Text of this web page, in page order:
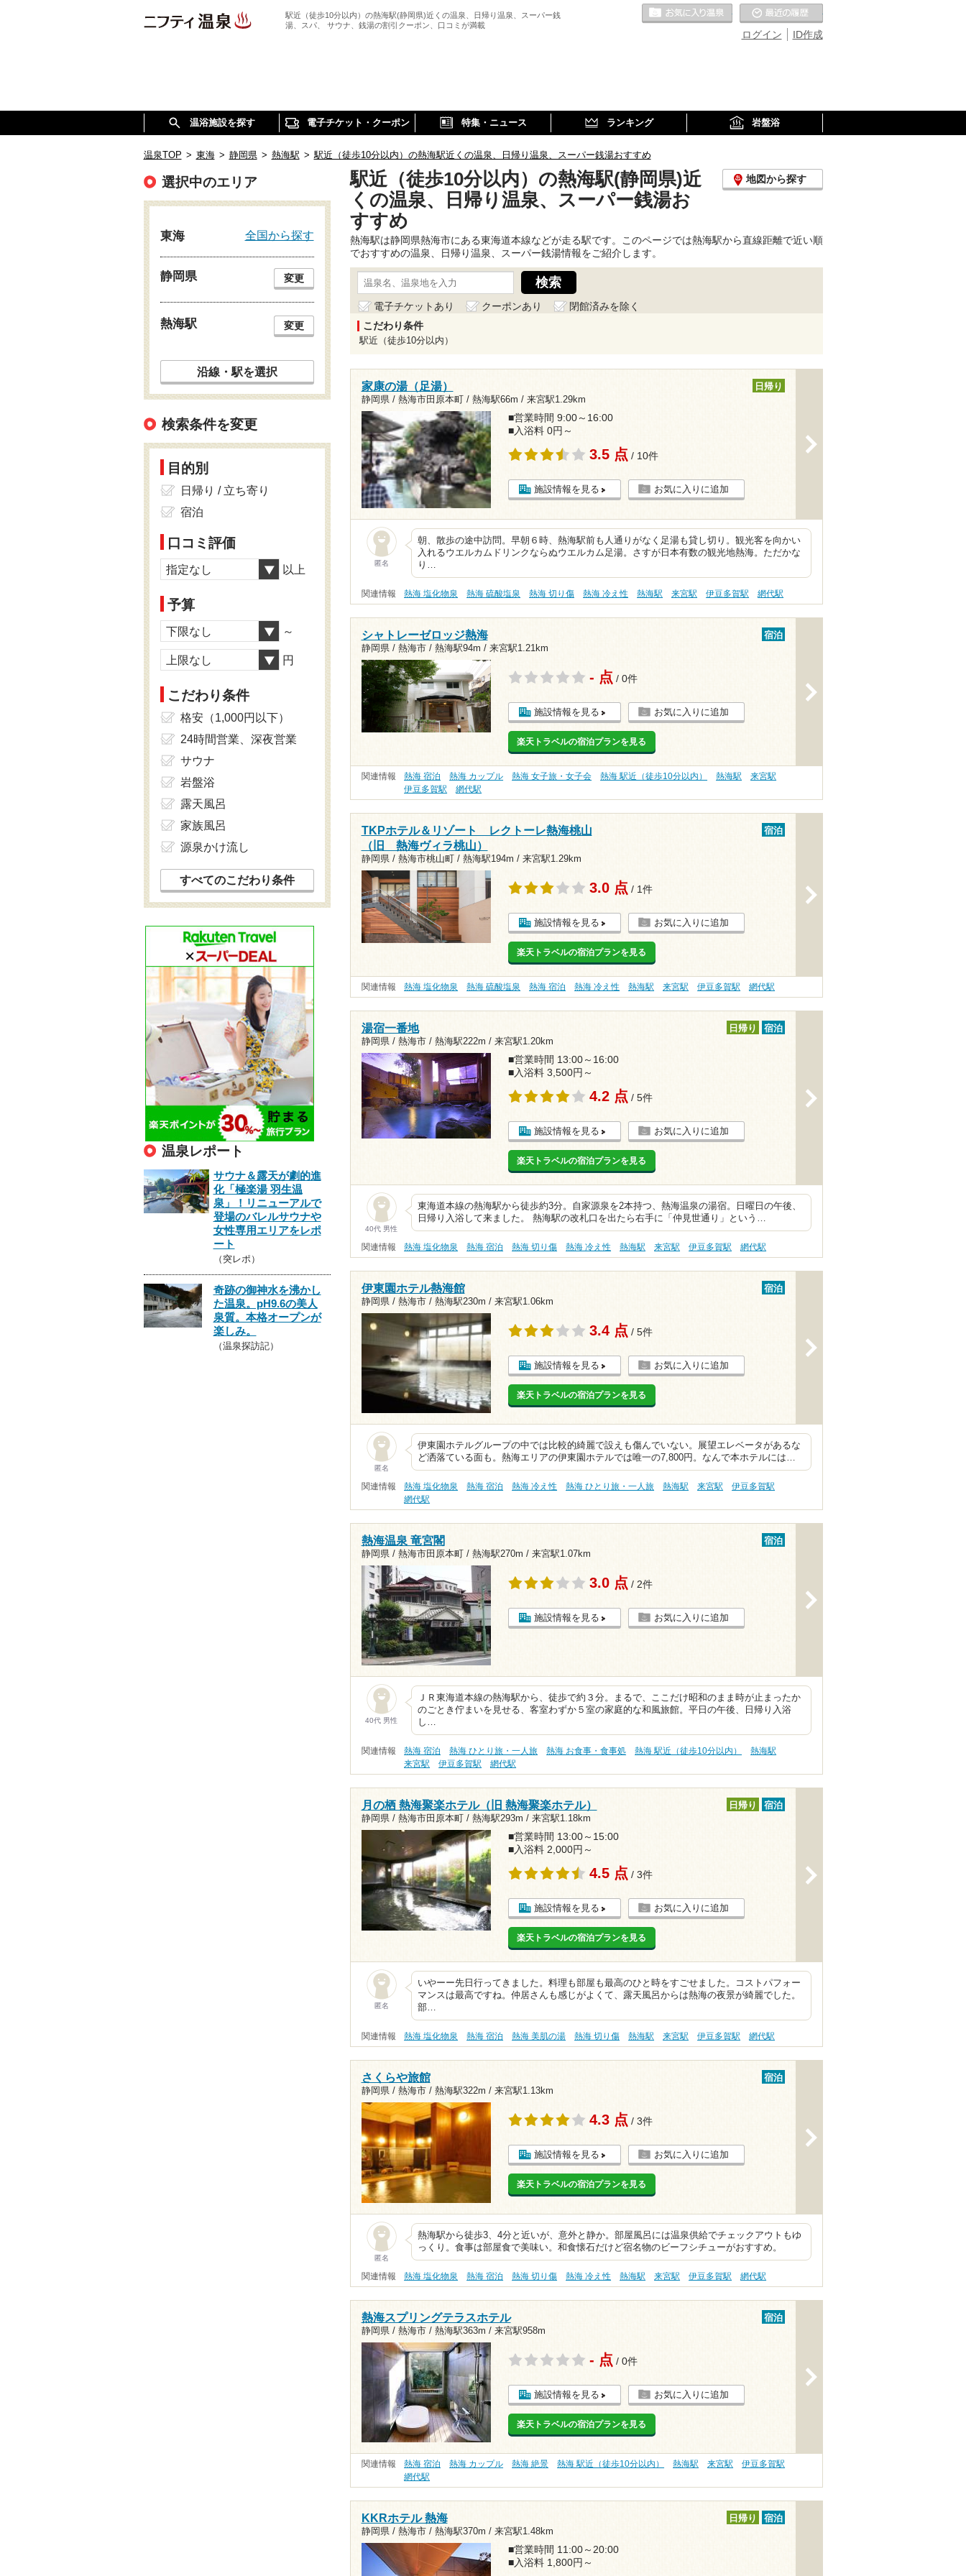
駅近（徒歩10分以内）の熱海駅(静岡県)近くの温泉、日帰り温泉、スーパー銭
湯、スパ、 サウナ、銭湯の割引クーポン、口コミが満載
ID作成
ログイン
お気に入りの温泉
温浴施設を探す 電子チケット・クーポン 特集・ニュース ランキング 岩盤浴
温泉TOP > 東海 > 静岡県 > 熱海駅 > 駅近（徒歩10分以内）の熱海駅近くの温泉、日帰り温泉、スーパー銭湯おすすめ
駅近（徒歩10分以内）の熱海駅(静岡県)近
くの温泉、日帰り温泉、スーパー銭湯お
すすめ
地図から探す
熱海駅は静岡県熱海市にある東海道本線などが走る駅です。このページでは熱海駅から直線距離で近い順
でおすすめの温泉、日帰り温泉、スーパー銭湯情報をご紹介します。
電子チケットあり クーポンあり
閉館済みを除く
こだわり条件
駅近（徒歩10分以内）
家康の湯（足湯）
静岡県 / 熱海市田原本町 / 熱海駅66m / 来宮駅1.29km
日帰り
■営業時間 9:00～16:00
■入浴料 0円～
3.5 点 / 10件
施設情報を見る お気に入りに追加
匿名
朝、散歩の途中訪問。早朝６時、熱海駅前も人通りがなく足湯も貸し切り。観光客を向かい
入れるウエルカムドリンクならぬウエルカム足湯。さすが日本有数の観光地熱海。ただかな
り…
関連情報 熱海 塩化物泉 熱海 硫酸塩泉 熱海 切り傷 熱海 冷え性 熱海駅 来宮駅 伊豆多賀駅 網代駅
シャトレーゼロッジ熱海
静岡県 / 熱海市 / 熱海駅94m / 来宮駅1.21km
宿泊
- 点 / 0件
施設情報を見る お気に入りに追加
楽天トラベルの宿泊プランを見る
関連情報 熱海 宿泊 熱海 カップル 熱海 女子旅・女子会 熱海 駅近（徒歩10分以内） 熱海駅
来宮駅
伊豆多賀駅
網代駅
TKPホテル＆リゾート レクトーレ熱海桃山
（旧 熱海ヴィラ桃山）
静岡県 / 熱海市桃山町 / 熱海駅194m / 来宮駅1.29km
宿泊
3.0 点 / 1件
施設情報を見る お気に入りに追加
楽天トラベルの宿泊プランを見る
関連情報 熱海 塩化物泉 熱海 硫酸塩泉 熱海 宿泊 熱海 冷え性 熱海駅 来宮駅 伊豆多賀駅 網代駅
湯宿一番地
静岡県 / 熱海市 / 熱海駅222m / 来宮駅1.20km
日帰り 宿泊
■営業時間 13:00～16:00
■入浴料 3,500円～
4.2 点 / 5件
施設情報を見る お気に入りに追加
楽天トラベルの宿泊プランを見る
40代 男性
東海道本線の熱海駅から徒歩約3分。自家源泉を2本持つ、熱海温泉の湯宿。日曜日の午後、
日帰り入浴して来ました。 熱海駅の改札口を出たら右手に「仲見世通り」という…
関連情報 熱海 塩化物泉 熱海 宿泊 熱海 切り傷 熱海 冷え性 熱海駅 来宮駅 伊豆多賀駅 網代駅
伊東園ホテル熱海館
静岡県 / 熱海市 / 熱海駅230m / 来宮駅1.06km
宿泊
3.4 点 / 5件
施設情報を見る お気に入りに追加
楽天トラベルの宿泊プランを見る
匿名
伊東園ホテルグループの中では比較的綺麗で設えも傷んでいない。展望エレベータがあるな
ど洒落ている面も。熱海エリアの伊東園ホテルでは唯一の7,800円。なんで本ホテルには…
関連情報 熱海 塩化物泉 熱海 宿泊 熱海 冷え性 熱海 ひとり旅・一人旅 熱海駅 来宮駅
伊豆多賀駅
網代駅
熱海温泉 竜宮閣
静岡県 / 熱海市田原本町 / 熱海駅270m / 来宮駅1.07km
宿泊
3.0 点 / 2件
施設情報を見る お気に入りに追加
40代 男性
ＪＲ東海道本線の熱海駅から、徒歩で約３分。まるで、ここだけ昭和のまま時が止まったか
のごとき佇まいを見せる、客室わずか５室の家庭的な和風旅館。平日の午後、日帰り入浴
し…
関連情報 熱海 宿泊 熱海 ひとり旅・一人旅 熱海 お食事・食事処 熱海 駅近（徒歩10分以内）
熱海駅
来宮駅
伊豆多賀駅 網代駅
月の栖 熱海聚楽ホテル（旧 熱海聚楽ホテル）
静岡県 / 熱海市田原本町 / 熱海駅293m / 来宮駅1.18km
日帰り 宿泊
■営業時間 13:00～15:00
■入浴料 2,000円～
4.5 点 / 3件
施設情報を見る お気に入りに追加
楽天トラベルの宿泊プランを見る
匿名
いやーー先日行ってきました。料理も部屋も最高のひと時をすごせました。コストパフォー
マンスは最高ですね。仲居さんも感じがよくて、露天風呂からは熱海の夜景が綺麗でした。
部…
関連情報 熱海 塩化物泉 熱海 宿泊 熱海 美肌の湯 熱海 切り傷 熱海駅 来宮駅 伊豆多賀駅 網代駅
さくらや旅館
静岡県 / 熱海市 / 熱海駅322m / 来宮駅1.13km
宿泊
4.3 点 / 3件
施設情報を見る お気に入りに追加
楽天トラベルの宿泊プランを見る
匿名
熱海駅から徒歩3、4分と近いが、意外と静か。部屋風呂には温泉供給でチェックアウトもゆ
っくり。食事は部屋食で美味い。和食懐石だけど宿名物のビーフシチューがおすすめ。
関連情報 熱海 塩化物泉 熱海 宿泊 熱海 切り傷 熱海 冷え性 熱海駅 来宮駅 伊豆多賀駅 網代駅
熱海スプリングテラスホテル
静岡県 / 熱海市 / 熱海駅363m / 来宮駅958m
宿泊
- 点 / 0件
施設情報を見る お気に入りに追加
楽天トラベルの宿泊プランを見る
関連情報 熱海 宿泊 熱海 カップル 熱海 絶景 熱海 駅近（徒歩10分以内） 熱海駅 来宮駅
伊豆多賀駅
網代駅
KKRホテル 熱海
静岡県 / 熱海市 / 熱海駅370m / 来宮駅1.48km
日帰り 宿泊
■営業時間 11:00～20:00
■入浴料 1,800円～
選択中のエリア
東海 全国から探す
静岡県 変更
熱海駅 変更
沿線・駅を選択
検索条件を変更
目的別
日帰り / 立ち寄り
宿泊
口コミ評価
指定なし 以上
予算
下限なし ～
上限なし 円
こだわり条件
格安（1,000円以下）
24時間営業、深夜営業
サウナ
岩盤浴
露天風呂
家族風呂
源泉かけ流し
すべてのこだわり条件
温泉レポート
サウナ＆露天が劇的進
化「極楽湯 羽生温
泉」！リニューアルで
登場のバレルサウナや
女性専用エリアをレポ
ート
（突レポ）
奇跡の御神水を沸かし
た温泉。pH9.6の美人
泉質。本格オープンが
楽しみ。
（温泉探訪記）